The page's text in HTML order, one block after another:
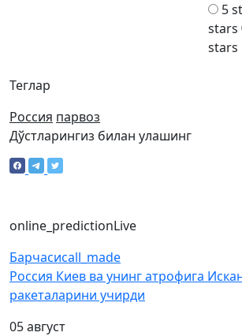
Теглар
Россия парвоз
5
stars
stars
Дўстларингиз билан улашинг
online_predictionLive
Барчасиcall_made
Россия Киев ва унинг атрофига
ракеталарини учирди
05 август